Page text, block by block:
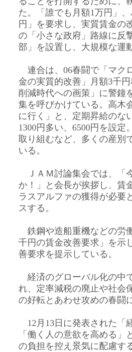
た。「誰でも月額1万円」
円」を要求し、実質賃金の
の「小さな政府」路線に反
部」を設置し、大規模な運
連合は、06春闘で「マク
金の実質的改善」月額3千
削減時代への画策」に警鐘
集を呼びかけている。高木
に行く」と、定期昇給のな
1300円多い、6500円を設
取り組むなど、多くの産別
いる。
ＪＡＭ討論集会では、「
か！」と会長が挨拶し、賃
ラスアルファの獲得が必要
スする。
鉄鋼や造船重機などの労
千円の賃金改善要求」を示
善要求を提示している。
経済のグローバル化の中
れ、定率減税の廃止や社会
の好転とあわせ攻めの春闘
12月13日に発表された「
「働く人の意欲を高める
の負担を控え景気に配慮す